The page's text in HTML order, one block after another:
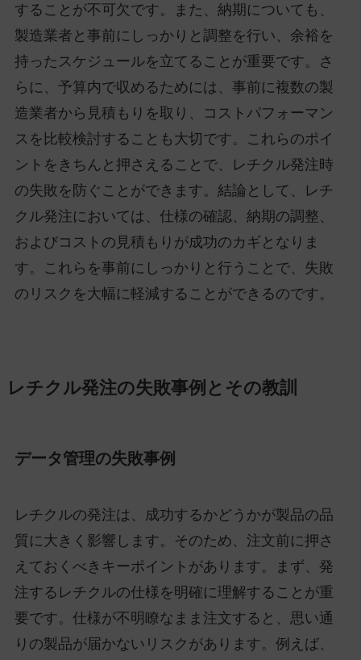
することが不可欠です。また、納期についても、
製造業者と事前にしっかりと調整を行い、余裕を
持ったスケジュールを立てることが重要です。さ
らに、予算内で収めるためには、事前に複数の製
造業者から見積もりを取り、コストパフォーマン
スを比較検討することも大切です。これらのポイ
ントをきちんと押さえることで、レチクル発注時
の失敗を防ぐことができます。結論として、レチ
クル発注においては、仕様の確認、納期の調整、
およびコストの見積もりが成功のカギとなりま
す。これらを事前にしっかりと行うことで、失敗
のリスクを大幅に軽減することができるのです。
レチクル発注の失敗事例とその教訓
データ管理の失敗事例
レチクルの発注は、成功するかどうかが製品の品
質に大きく影響します。そのため、注文前に押さ
えておくべきキーポイントがあります。まず、発
注するレチクルの仕様を明確に理解することが重
要です。仕様が不明瞭なまま注文すると、思い通
りの製品が届かないリスクがあります。例えば、